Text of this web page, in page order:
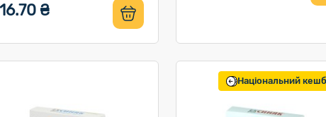
₴
Національний